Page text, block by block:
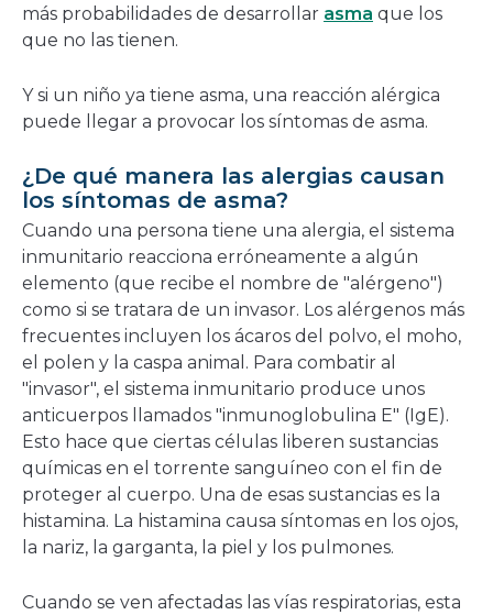
más probabilidades de desarrollar asma que los
que no las tienen.
Y si un niño ya tiene asma, una reacción alérgica
puede llegar a provocar los síntomas de asma.
¿De qué manera las alergias causan
los síntomas de asma?
Cuando una persona tiene una alergia, el sistema
inmunitario reacciona erróneamente a algún
elemento (que recibe el nombre de "alérgeno")
como si se tratara de un invasor. Los alérgenos más
frecuentes incluyen los ácaros del polvo, el moho,
el polen y la caspa animal. Para combatir al
"invasor", el sistema inmunitario produce unos
anticuerpos llamados "inmunoglobulina E" (IgE).
Esto hace que ciertas células liberen sustancias
químicas en el torrente sanguíneo con el fin de
proteger al cuerpo. Una de esas sustancias es la
histamina. La histamina causa síntomas en los ojos,
la nariz, la garganta, la piel y los pulmones.
Cuando se ven afectadas las vías respiratorias, esta